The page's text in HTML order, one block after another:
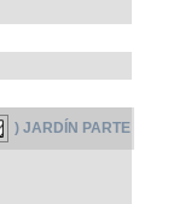
) JARDÍN PARTE